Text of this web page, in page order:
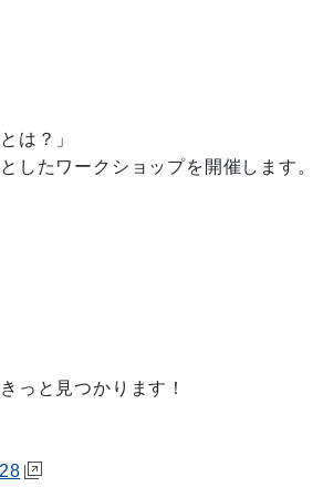
は？」
したワークショップを開催します。
っと見つかります！